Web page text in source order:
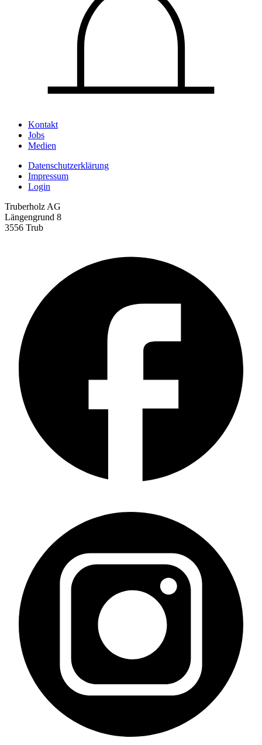
Kontakt
Jobs
Medien
Datenschutz­erklärung
Impressum
Login
Truberholz AG
Längengrund 8
3556 Trub